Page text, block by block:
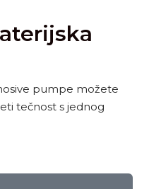
pumpe možete
tečnost s jednog